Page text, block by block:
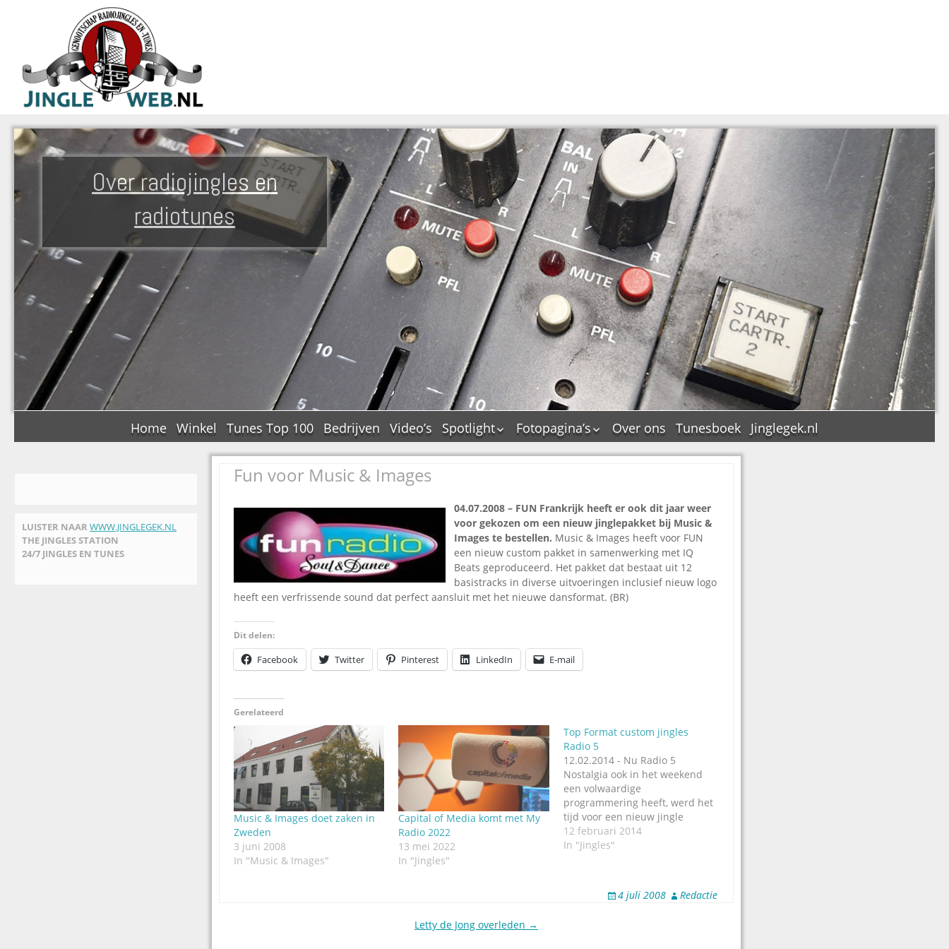
Over radiojingles en
radiotunes
Home Winkel Tunes Top 100 Bedrijven Video’s
Spotlight
De Tourflitsjingle –
Dallas jingle city
De Tourtune
Ferry Maat 65
Ferry Maat interview
Jingle Awards
Stoomfluit Klaas
Vaak
Fotopagina’s
JAM in pictures
Pepper & Tanner in
pictures
Top Format in
pictures
Dik Voormekaar in
foto’s
Over ons Tunesboek Jinglegek.nl
LUISTER NAAR WWW.JINGLEGEK.NL
THE JINGLES STATION
24/7 JINGLES EN TUNES
Fun voor Music & Images
04.07.2008 – FUN Frankrijk heeft er ook dit jaar weer
voor gekozen om een nieuw jinglepakket bij Music &
Images te bestellen. Music & Images heeft voor FUN
een nieuw custom pakket in samenwerking met IQ
Beats geproduceerd. Het pakket dat bestaat uit 12
basistracks in diverse uitvoeringen inclusief nieuw logo
heeft een verfrissende sound dat perfect aansluit met het nieuwe dansformat. (BR)
Dit delen:
Facebook Twitter Pinterest LinkedIn E-mail
Gerelateerd
Music & Images doet zaken in
Zweden
3 juni 2008
In "Music & Images"
Capital of Media komt met My
Radio 2022
13 mei 2022
In "Jingles"
Top Format custom jingles
Radio 5
12.02.2014 - Nu Radio 5
Nostalgia ook in het weekend
een volwaardige
programmering heeft, werd het
tijd voor een nieuw jingle
pakket. En dat is - opnieuw -
gemaakt door Top Format in
om het derde pakket dat Top…
12 februari 2014
In "Jingles"
4 juli 2008 Redactie
Letty de Jong overleden →